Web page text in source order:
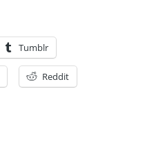
Tumblr
Reddit